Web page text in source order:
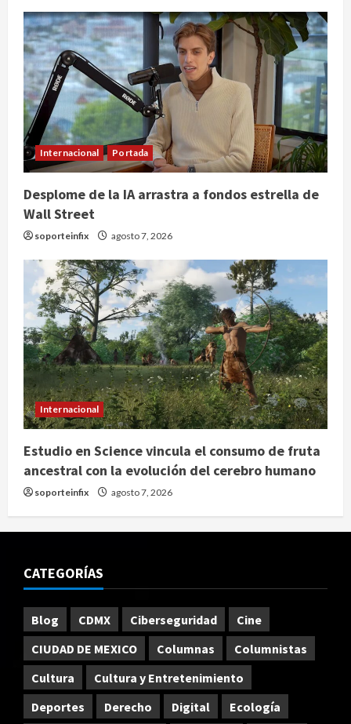
Internacional Portada
Desplome de la IA arrastra a fondos estrella de
Wall Street
soporteinfix agosto 7, 2026
Internacional
Estudio en Science vincula el consumo de fruta
ancestral con la evolución del cerebro humano
soporteinfix agosto 7, 2026
CATEGORÍAS
Blog CDMX Ciberseguridad
Cine
CIUDAD DE MEXICO
Columnas
Columnistas
Cultura
Cultura y Entretenimiento
Deportes
Derecho Digital
Ecología